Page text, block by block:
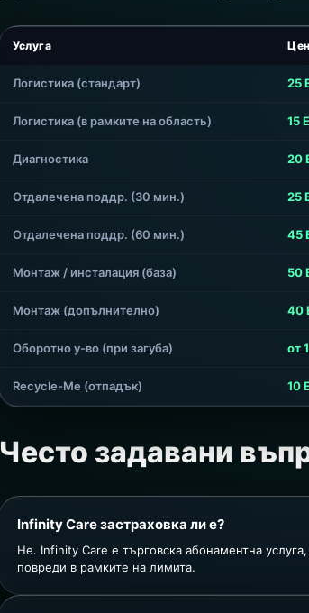
Услуга
Логистика (стандарт) 25
Логистика (в рамките на область) 15
Диагностика 20
Отдалечена поддр. (30 мин.) 25
Отдалечена поддр. (60 мин.) 45
Монтаж / инсталация (база) 50
Монтаж (допълнително) 40
Оборотно у-во (при загуба) от
Recycle-Me (отпадък) 10
Често задавани
Infinity Care застраховка ли е?
Не. Infinity Care е търговска абонаментна
повреди в рамките на лимита.